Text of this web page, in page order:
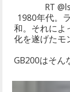
RT
1980年代。
和。それによ
化を遂げたモ
GB200はそん